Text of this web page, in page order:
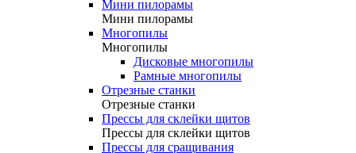
Мини пилорамы
Мини пилорамы
Многопилы
Многопилы
Дисковые многопилы
Рамные многопилы
Отрезные станки
Отрезные станки
Прессы для склейки щитов
Прессы для склейки щитов
Прессы для сращивания